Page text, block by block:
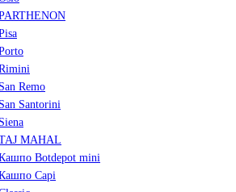
Remo
Santorini
MAHAL
Botdepot mini
Capi